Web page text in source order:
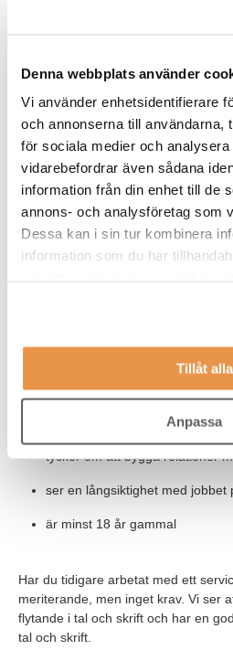
Denna webbplats använder
Vi använder enhetsidentifierare
och annonserna till användarna,
för sociala medier och
vidarebefordrar även sådana
information från din enhet till de
annons- och analysföretag som
Dessa kan i sin tur kombinera
information som du har
Tillåt alla
Anpassa
3/1 2022. Du kommer att få en
Tjänsten är deltid på 40% med
ett rullande 2 veckorsschema.
tis 16.15 - 21.15 samt ons-tors
är arbetstiderna ons-tors 18.15 -
och lör 09.45 - 14.15.
VEM ÄR DU?
jobbar effektivt, organiserat och
har lätt att anpassa dig efter
tycker om att bygga relationer
ser en långsiktighet med jobbet
är minst 18 år gammal
Har du tidigare arbetat med ett
meriterande, men inget krav. Vi ser
flytande i tal och skrift och har en
tal och skrift.